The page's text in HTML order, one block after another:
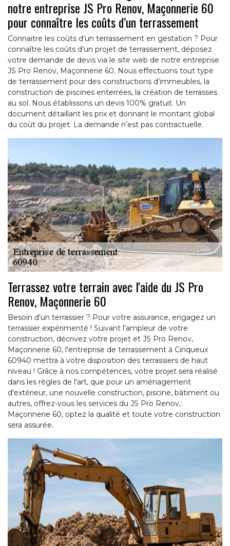
notre entreprise JS Pro Renov, Maçonnerie 60
pour connaître les coûts d’un terrassement
Connaitre les coûts d’un terrassement en gestation ? Pour
connaître les coûts d’un projet de terrassement, déposez
votre demande de devis via le site web de notre entreprise
JS Pro Renov, Maçonnerie 60. Nous effectuons tout type
de terrassement pour des constructions d’immeubles, la
construction de piscines enterrées, la création de terrasses
au sol. Nous établissons un devis 100% gratuit. Un
document détaillant les prix et donnant le montant global
du coût du projet. La demande n’est pas contractuelle.
Terrassez votre terrain avec l'aide du JS Pro
Renov, Maçonnerie 60
Besoin d'un terrassier ? Pour votre assurance, engagez un
terrassier expérimenté ! Suivant l'ampleur de votre
construction, décrivez votre projet et JS Pro Renov,
Maçonnerie 60, l'entreprise de terrassement à Cinqueux
60940 mettra à votre disposition des terrassiers de haut
niveau ! Grâce à nos compétences, votre projet sera réalisé
dans les règles de l'art, que pour un aménagement
d'extérieur, une nouvelle construction, piscine, bâtiment ou
autres, offrez-vous les services du JS Pro Renov,
Maçonnerie 60, optez la qualité et toute votre construction
sera assurée.